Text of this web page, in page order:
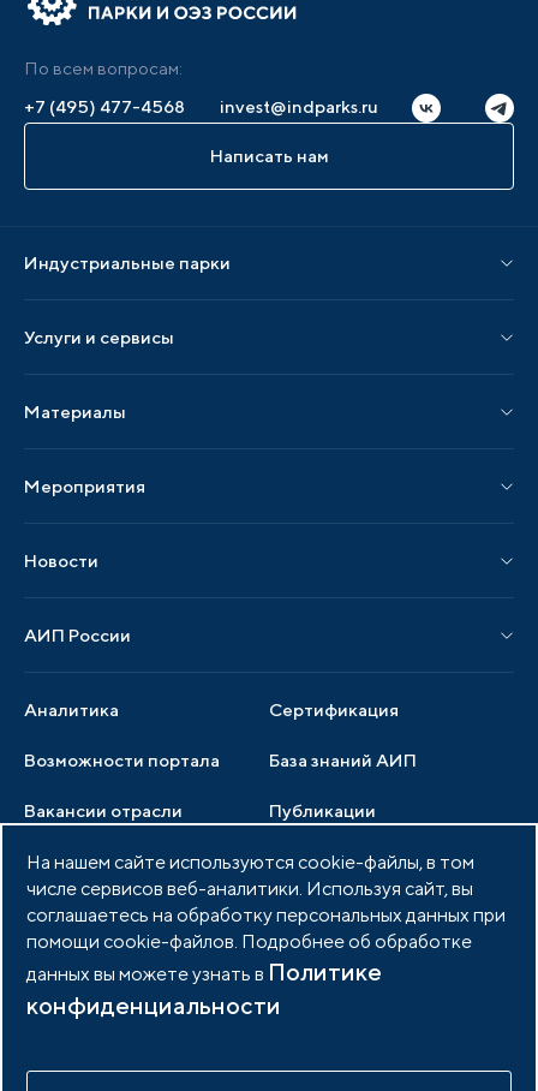
По всем вопросам:
+7 (495) 477-4568
invest@indparks.ru
Написать нам
Индустриальные парки
Парки по регионам
Услуги и сервисы
Услуги по локализации
Аналитика Сертификация
Возможности портала
Материалы
Публикации СМИ и статьи
Образцы документов
База знаний АИП
Вакансии отрасли
Мероприятия
Мероприятия отрасли
Новости
Новости отрасли
Публикации
Медиатека Тендеры
АИП России
Члены ассоциации
Услуги ассоциации
Документы АИП
Партнеры ассоциации
Фото и видео
Членство в АИП Войти в личный кабинет
На нашем сайте используются cookie-файлы, в том
числе сервисов веб-аналитики. Используя сайт, вы
соглашаетесь на обработку персональных данных при
помощи cookie-файлов. Подробнее об обработке
данных вы можете узнать в Политике
конфиденциальности